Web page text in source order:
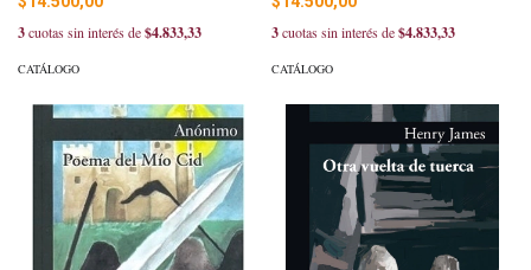
3cuotas sin interés de$4.833,33
CATÁLOGO
3cuotas sin interés de$4.833,33
CATÁLOGO